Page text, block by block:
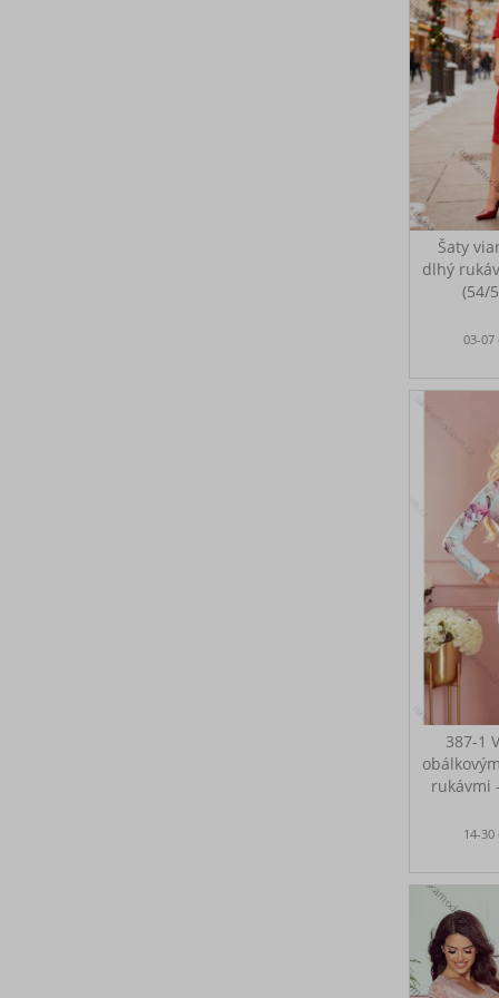
Šaty
dlhý
(54/
Prsia
03-
387-1
rukávmi
dlhými
modrej
kvetmi.
ružové
14-